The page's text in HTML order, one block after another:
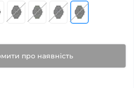
про наявність